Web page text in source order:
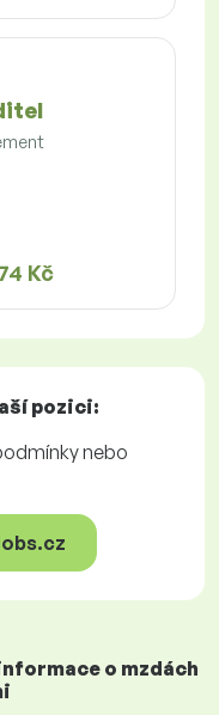
Kč
pozici:
nebo
o mzdách